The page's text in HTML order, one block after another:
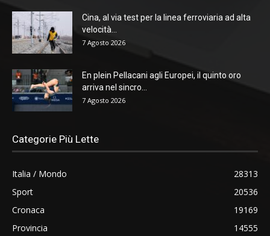
Cina, al via test per la linea ferroviaria ad alta
velocità...
7 Agosto 2026
En plein Pellacani agli Europei, il quinto oro
arriva nel sincro...
7 Agosto 2026
Categorie Più Lette
Italia / Mondo
28313
Sport
20536
Cronaca
19169
Provincia
14555